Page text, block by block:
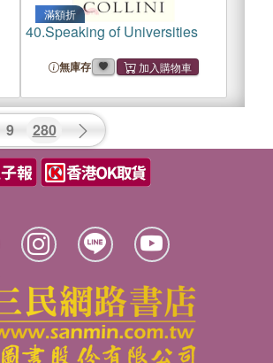
滿額折
40.Speaking of Universities
無庫存
9 280